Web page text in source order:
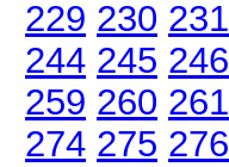
229 230 231
244 245 246
259 260 261
274 275 276